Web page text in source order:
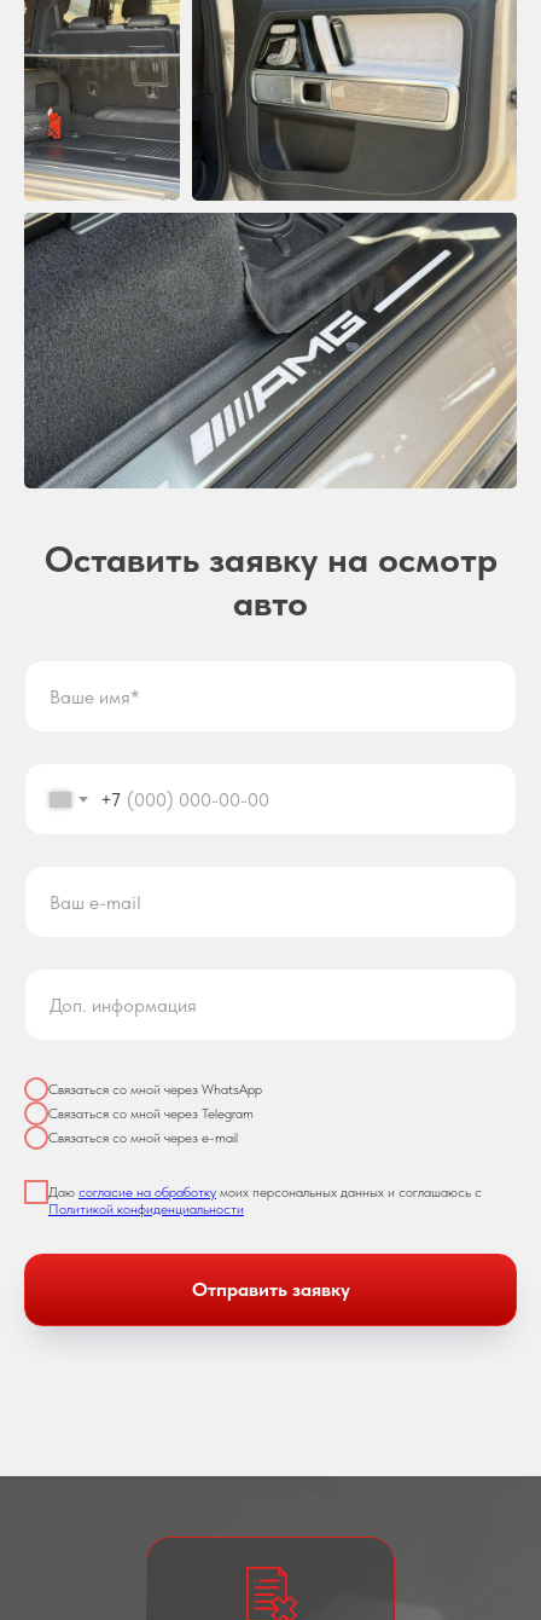
Оставить заявку на осмотр
авто
+7
Связаться со мной через WhatsApp
Связаться со мной через Telegram
Связаться со мной через e-mail
Даю согласие на обработку моих персональных данных и соглашаюсь с
Политикой конфиденциальности
Отправить заявку